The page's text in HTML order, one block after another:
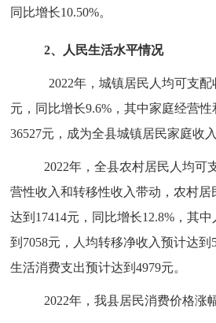
同比增长10.50%。
2、人民生活水平情况
2022年 ，城镇居民人均可支配
元， 同比增长9.6%，其中家庭经营
36527元，成为全县城镇居民家庭收
2022年 ，全县农村居民人均可
营性收入和转移性收入带动 ，农村居
达到 17414元 ，同比增长12.8%，其中
到 7058元，人均转移净收入预计达到
生活消费支出预计达到4979元。
2022年，我县居民消费价格涨